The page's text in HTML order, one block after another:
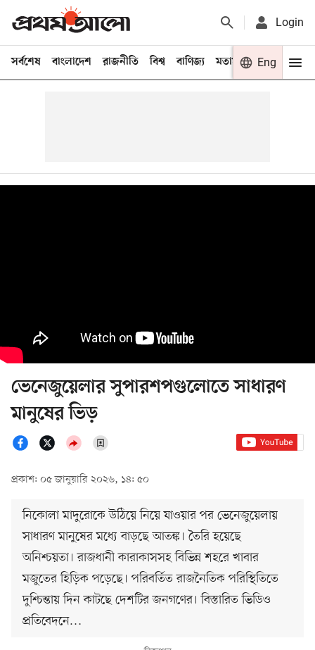
Login
সর্বশেষ বাংলাদেশ রাজনীতি বিশ্ব বাণিজ্য মতামত খেলা
Eng
ভেনেজুয়েলার সুপারশপগুলোতে সাধারণ
মানুষের ভিড়
প্রকাশ: ০৫ জানুয়ারি ২০২৬, ১৪: ৫০
নিকোলা মাদুরোকে উঠিয়ে নিয়ে যাওয়ার পর ভেনেজুয়েলায়
সাধারণ মানুষের মধ্যে বাড়ছে আতঙ্ক। তৈরি হয়েছে
অনিশ্চয়তা। রাজধানী কারাকাসসহ বিভিন্ন শহরে খাবার
মজুতের হিড়িক পড়েছে। পরিবর্তিত রাজনৈতিক পরিস্থিতিতে
দুশ্চিন্তায় দিন কাটছে দেশটির জনগণের। বিস্তারিত ভিডিও
প্রতিবেদনে…